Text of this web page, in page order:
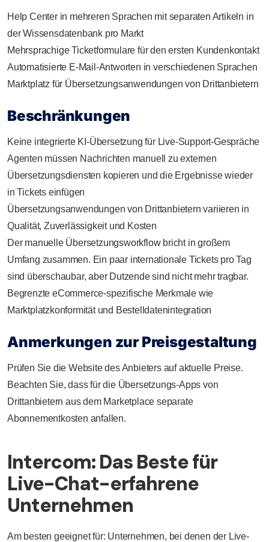
Help Center in mehreren Sprachen mit separaten Artikeln in
der Wissensdatenbank pro Markt
Mehrsprachige Ticketformulare für den ersten Kundenkontakt
Automatisierte E-Mail-Antworten in verschiedenen Sprachen
Marktplatz für Übersetzungsanwendungen von Drittanbietern
Beschränkungen
Keine integrierte KI-Übersetzung für Live-Support-Gespräche
Agenten müssen Nachrichten manuell zu externen
Übersetzungsdiensten kopieren und die Ergebnisse wieder
in Tickets einfügen
Übersetzungsanwendungen von Drittanbietern variieren in
Qualität, Zuverlässigkeit und Kosten
Der manuelle Übersetzungsworkflow bricht in großem
Umfang zusammen. Ein paar internationale Tickets pro Tag
sind überschaubar, aber Dutzende sind nicht mehr tragbar.
Begrenzte eCommerce-spezifische Merkmale wie
Marktplatzkonformität und Bestelldatenintegration
Anmerkungen zur Preisgestaltung
Prüfen Sie die Website des Anbieters auf aktuelle Preise.
Beachten Sie, dass für die Übersetzungs-Apps von
Drittanbietern aus dem Marketplace separate
Abonnementkosten anfallen.
Intercom: Das Beste für
Live-Chat-erfahrene
Unternehmen
Am besten geeignet für: Unternehmen, bei denen der Live-